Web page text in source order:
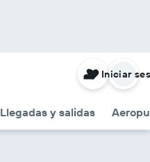
Llegadas y salidas
Iniciar